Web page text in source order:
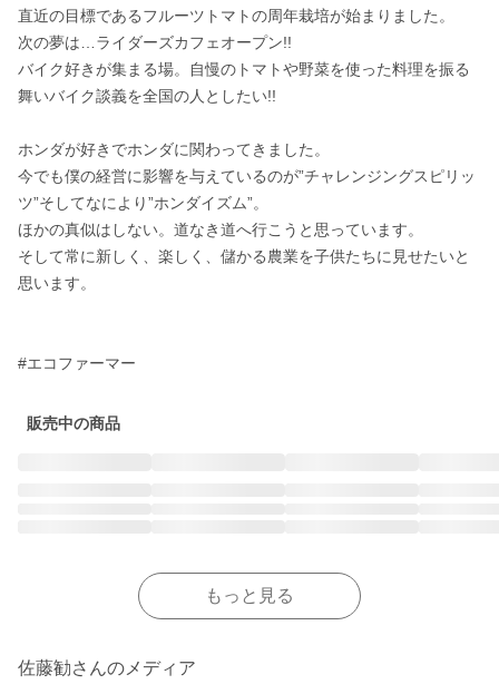
直近の目標であるフルーツトマトの周年栽培が始まりました。
次の夢は…ライダーズカフェオープン!!
バイク好きが集まる場。自慢のトマトや野菜を使った料理を振る
舞いバイク談義を全国の人としたい!!
ホンダが好きでホンダに関わってきました。
今でも僕の経営に影響を与えているのが”チャレンジングスピリッ
ツ”そしてなにより”ホンダイズム”。
ほかの真似はしない。道なき道へ行こうと思っています。
そして常に新しく、楽しく、儲かる農業を子供たちに見せたいと
思います。
#エコファーマー
販売中の商品
もっと見る
佐藤勧さんのメディア